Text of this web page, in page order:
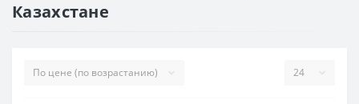
Казахстане